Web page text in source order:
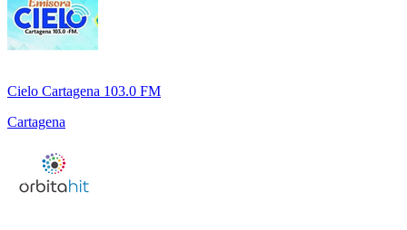
Cielo Cartagena 103.0 FM
Cartagena